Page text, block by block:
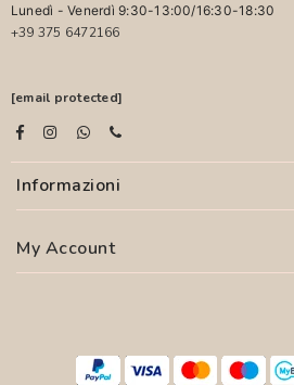
Lunedì - Venerdì 9:30-13:00/16:30-18:30
+39 375 6472166
[email protected]
Informazioni
My Account